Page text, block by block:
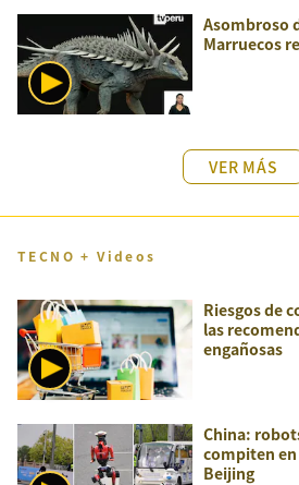
Asombroso
Marruecos
VER MÁS
TECNO + Videos
Riesgos de
las
engañosas
China:
compiten
Beijing